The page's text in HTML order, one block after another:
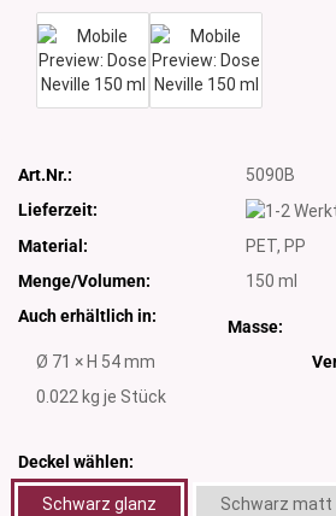
Art.Nr.:
5090B
Lieferzeit:
Material:
PET, PP
Menge/Volumen:
150 ml
Auch erhältlich in:
Masse:
Ø 71 × H 54 mm
0.022 kg je Stück
Deckel wählen:
Schwarz glanz Schwarz matt